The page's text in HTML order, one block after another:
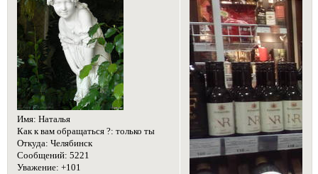
Имя: Наталья
Как к вам обращаться ?: только ты
Откуда: Челябинск
Сообщений: 5221
Уважение: +101